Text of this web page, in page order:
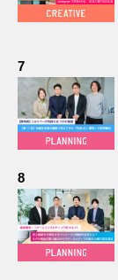
7
8